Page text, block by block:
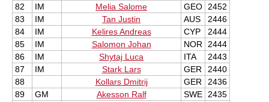
82
IM Melia Salome GEO
2452
83
IM Tan Justin AUS
2446
84
IM Kelires Andreas CYP
2444
85
IM Salomon Johan NOR
2444
86
IM Shytaj Luca ITA
2443
87
IM Stark Lars GER
2440
88
Kollars Dmitrij GER
2436
89
GM Akesson Ralf SWE
2435